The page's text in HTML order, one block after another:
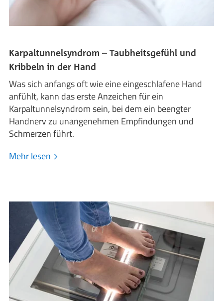
Karpaltunnelsyndrom – Taubheitsgefühl und
Kribbeln in der Hand
Was sich anfangs oft wie eine eingeschlafene Hand
anfühlt, kann das erste Anzeichen für ein
Karpaltunnelsyndrom sein, bei dem ein beengter
Handnerv zu unangenehmen Empfindungen und
Schmerzen führt.
Mehr lesen